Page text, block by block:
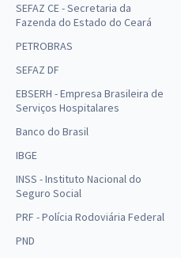
SEFAZ CE - Secretaria da
Fazenda do Estado do Ceará
PETROBRAS
SEFAZ DF
EBSERH - Empresa Brasileira de
Serviços Hospitalares
Banco do Brasil
IBGE
INSS - Instituto Nacional do
Seguro Social
PRF - Polícia Rodoviária Federal
PND